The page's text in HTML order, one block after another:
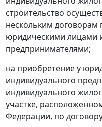
строительство
нескольким договорам
юридическими лицами
предпринимателями;
на приобретение у
индивидуального
индивидуального
участке,
Федерации, по